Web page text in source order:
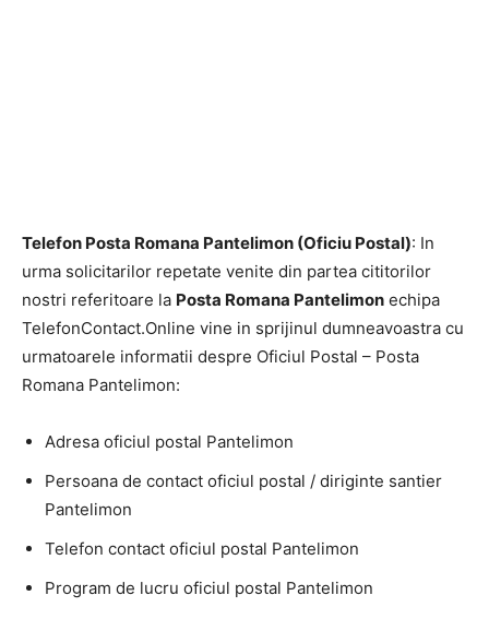
Telefon Posta Romana Pantelimon (Oficiu Postal): In
urma solicitarilor repetate venite din partea cititorilor
nostri referitoare la Posta Romana Pantelimon echipa
TelefonContact.Online vine in sprijinul dumneavoastra cu
urmatoarele informatii despre Oficiul Postal – Posta
Romana Pantelimon:
Adresa oficiul postal Pantelimon
Persoana de contact oficiul postal / diriginte santier
Pantelimon
Telefon contact oficiul postal Pantelimon
Program de lucru oficiul postal Pantelimon